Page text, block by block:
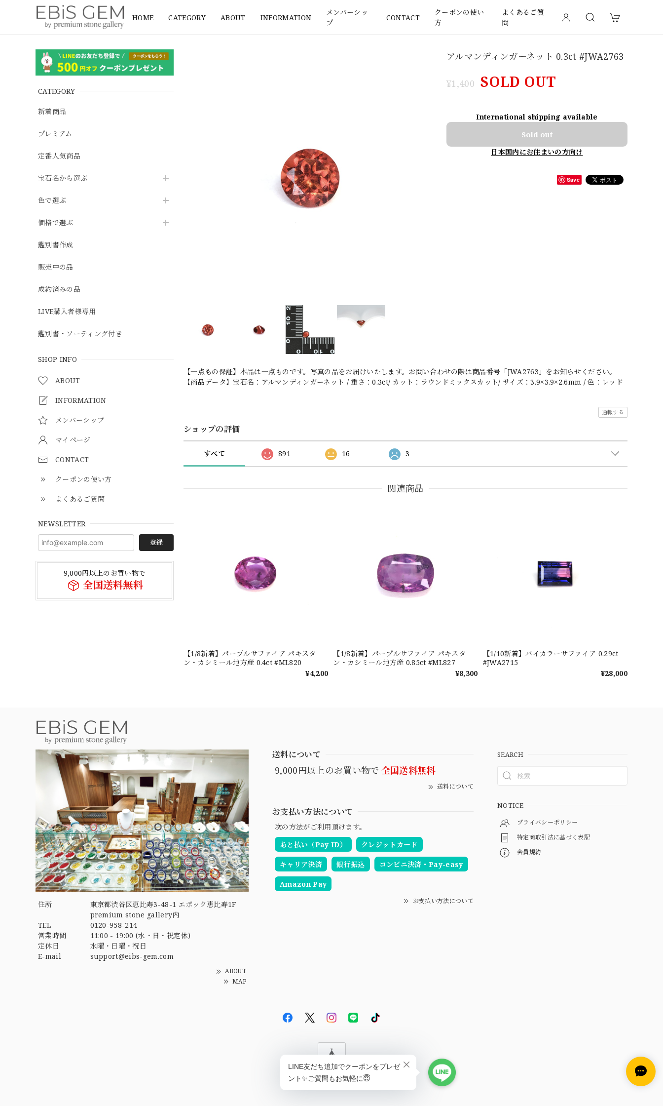
HOME CATEGORY ABOUT INFORMATION
メンバーシッ
プ
CONTACT
クーポンの使い
方
よくあるご質
問
CATEGORY
新着商品
プレミアム
定番人気商品
宝石名から選ぶ
色で選ぶ
価格で選ぶ
鑑別書作成
販売中の品
成約済みの品
LIVE購入者様専用
鑑別書・ソーティング付き
SHOP INFO
ABOUT
INFORMATION
メンバーシップ
マイページ
CONTACT
クーポンの使い方
よくあるご質問
NEWSLETTER
登録
9,000円以上のお買い物で
全国送料無料
アルマンディンガーネット 0.3ct #JWA2763
¥1,400 SOLD OUT
International shipping available
Sold out
日本国内にお住まいの方向け
Save
【一点もの保証】本品は一点ものです。写真の品をお届けいたします。お問い合わせの際は商品番号「JWA2763」をお知らせください。
【商品データ】宝石名：アルマンディンガーネット / 重さ：0.3ct/ カット：ラウンドミックスカット/ サイズ：3.9×3.9×2.6mm / 色：レッド
通報する
ショップの評価
すべて 891 16 3
関連商品
【1/8新着】パープルサファイア パキスタ
ン・カシミール地方産 0.4ct #ML820
¥4,200
【1/8新着】パープルサファイア パキスタ
ン・カシミール地方産 0.85ct #ML827
¥8,300
【1/10新着】バイカラーサファイア 0.29ct
#JWA2715
¥28,000
住所
東京都渋谷区恵比寿3-48-1 エポック恵比寿1F
premium stone gallery内
TEL
0120-958-214
営業時間
11:00 - 19:00 (水・日・祝定休)
定休日
水曜・日曜・祝日
E-mail
support@eibs-gem.com
ABOUT
MAP
送料について
9,000円以上のお買い物で 全国送料無料
送料について
お支払い方法について
次の方法がご利用頂けます。
あと払い（Pay ID）
クレジットカード
キャリア決済 銀行振込 コンビニ決済・Pay-easy
Amazon Pay
お支払い方法について
SEARCH
NOTICE
プライバシーポリシー
特定商取引法に基づく表記
会員規約
© EBiS GEM